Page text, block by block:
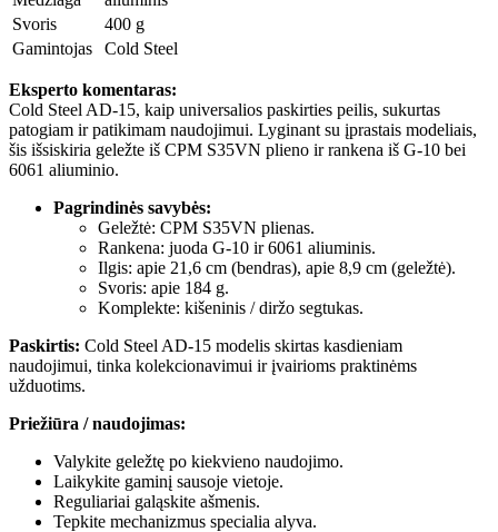
Svoris
400 g
Gamintojas
Cold Steel
Eksperto komentaras:
Cold Steel AD-15, kaip universalios paskirties peilis, sukurtas
patogiam ir patikimam naudojimui. Lyginant su įprastais modeliais,
šis išsiskiria geležte iš CPM S35VN plieno ir rankena iš G-10 bei
6061 aliuminio.
Pagrindinės savybės:
Geležtė: CPM S35VN plienas.
Rankena: juoda G-10 ir 6061 aliuminis.
Ilgis: apie 21,6 cm (bendras), apie 8,9 cm (geležtė).
Svoris: apie 184 g.
Komplekte: kišeninis / diržo segtukas.
Paskirtis: Cold Steel AD-15 modelis skirtas kasdieniam
naudojimui, tinka kolekcionavimui ir įvairioms praktinėms
užduotims.
Priežiūra / naudojimas:
Valykite geležtę po kiekvieno naudojimo.
Laikykite gaminį sausoje vietoje.
Reguliariai galąskite ašmenis.
Tepkite mechanizmus specialia alyva.